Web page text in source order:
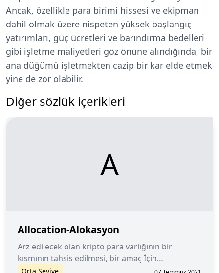
Ancak, özellikle para birimi hissesi ve ekipman
dahil olmak üzere nispeten yüksek başlangıç
yatırımları, güç ücretleri ve barındırma bedelleri
gibi işletme maliyetleri göz önüne alındığında, bir
ana düğümü işletmekten cazip bir kar elde etmek
yine de zor olabilir.
Diğer sözlük içerikleri
A
Allocation-Alokasyon
Arz edilecek olan kripto para varlığının bir
kısmının tahsis edilmesi, bir amaç İçin
ayrılmasıdır. Tahsis edilen tutarı arz eden
Orta Seviye